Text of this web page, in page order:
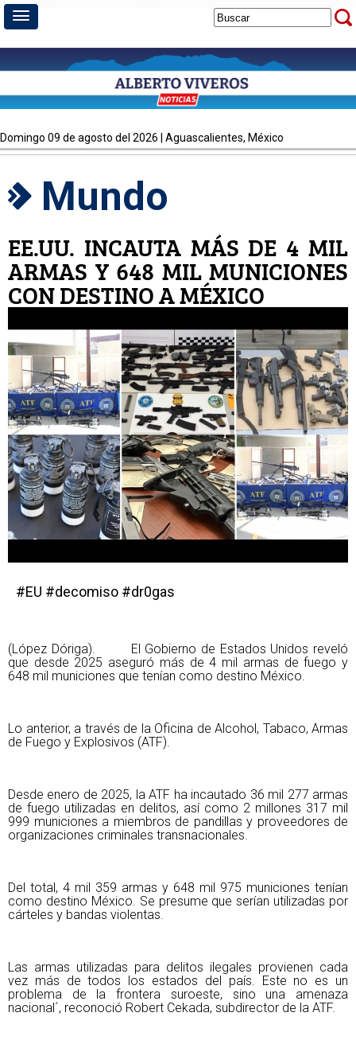
domingo 09 de agosto del 2026 | Aguascalientes, México
Mundo
EE.UU. INCAUTA MÁS DE 4 MIL
ARMAS Y 648 MIL MUNICIONES
CON DESTINO A MÉXICO
#EU #decomiso #dr0gas
(López Dóriga). El Gobierno de Estados Unidos reveló
que desde 2025 aseguró más de 4 mil armas de fuego y
648 mil municiones que tenían como destino México.
Lo anterior, a través de la Oficina de Alcohol, Tabaco, Armas
de Fuego y Explosivos (ATF).
Desde enero de 2025, la ATF ha incautado 36 mil 277 armas
de fuego utilizadas en delitos, así como 2 millones 317 mil
999 municiones a miembros de pandillas y proveedores de
organizaciones criminales transnacionales.
Del total, 4 mil 359 armas y 648 mil 975 municiones tenían
como destino México. Se presume que serían utilizadas por
cárteles y bandas violentas.
Las armas utilizadas para delitos ilegales provienen cada
vez más de todos los estados del país. Este no es un
problema de la frontera suroeste, sino una amenaza
nacional´, reconoció Robert Cekada, subdirector de la ATF.